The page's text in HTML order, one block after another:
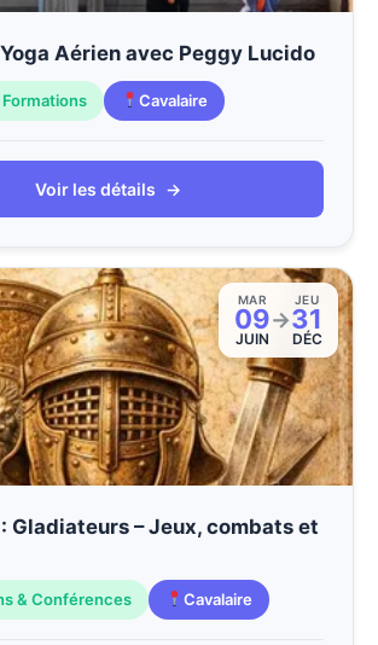
Aérien avec Peggy Lucido
Cavalaire
Voir les détails →
MAR
09
JUIN
→
JEU
31
DÉC
Gladiateurs – Jeux, combats et
& Conférences Cavalaire